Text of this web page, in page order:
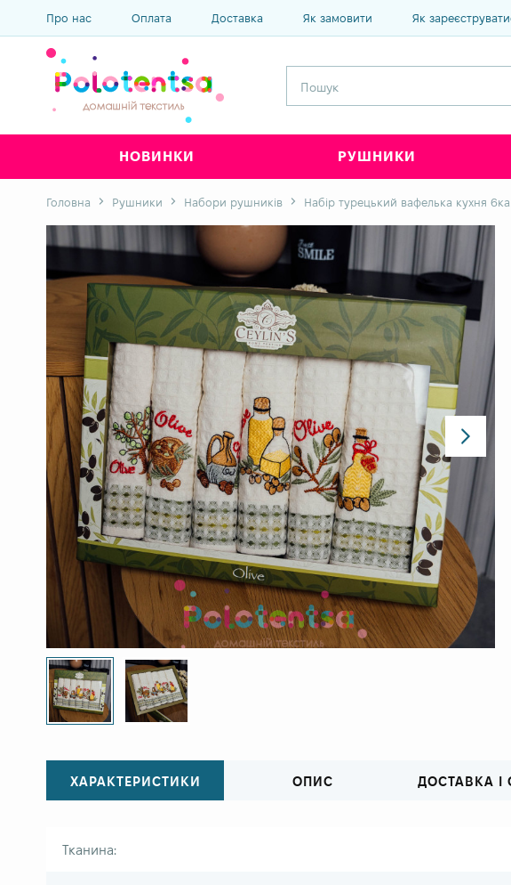
Про нас Оплата Доставка Як замовити Як
НОВИНКИ РУШНИКИ
Головна Рушники Набори рушників Набір турецький вафелька кухня
ХАРАКТЕРИСТИКИ ОПИС ДОСТАВКА І
Тканина: